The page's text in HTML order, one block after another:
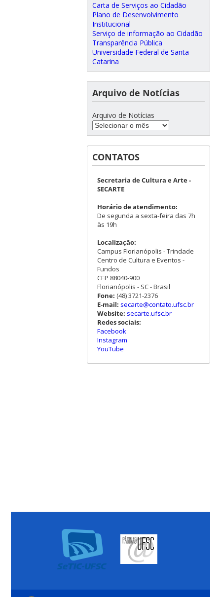
Carta de Serviços ao Cidadão
Plano de Desenvolvimento
Institucional
Serviço de informação ao Cidadão
Transparência Pública
Universidade Federal de Santa
Catarina
Arquivo de Notícias
Arquivo de Notícias
CONTATOS
Secretaria de Cultura e Arte -
SECARTE
Horário de atendimento:
De segunda a sexta-feira das 7h
às 19h
Localização:
Campus Florianópolis - Trindade
Centro de Cultura e Eventos -
Fundos
CEP 88040-900
Florianópolis - SC - Brasil
Fone: (48) 3721-2376
E-mail: secarte@contato.ufsc.br
Website: secarte.ufsc.br
Redes sociais:
Facebook
Instagram
YouTube